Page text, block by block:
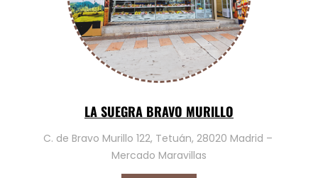
LA SUEGRA BRAVO MURILLO
C. de Bravo Murillo 122, Tetuán, 28020 Madrid –
Mercado Maravillas